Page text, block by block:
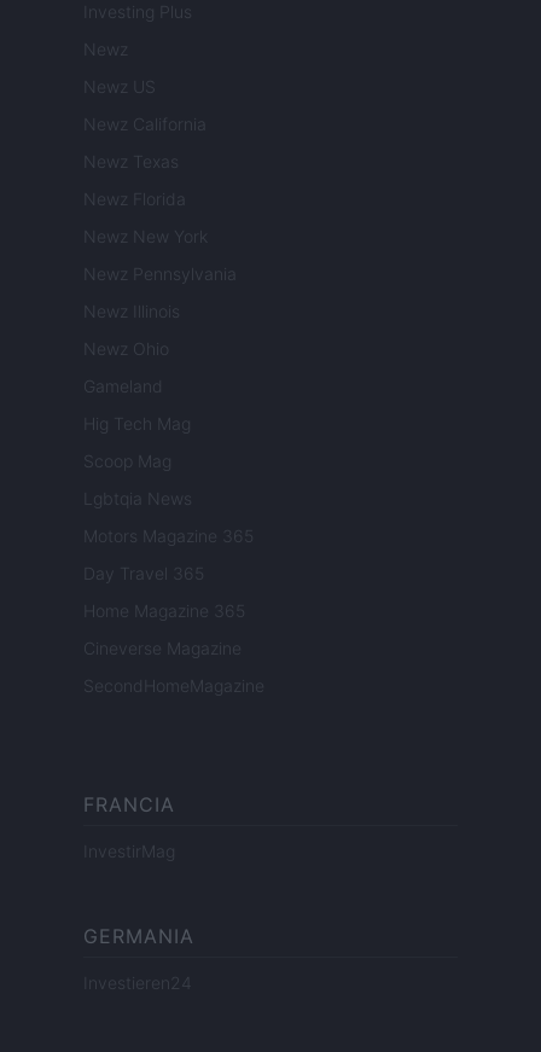
Investing Plus
Newz
Newz US
Newz California
Newz Texas
Newz Florida
Newz New York
Newz Pennsylvania
Newz Illinois
Newz Ohio
Gameland
Hig Tech Mag
Scoop Mag
Lgbtqia News
Motors Magazine 365
Day Travel 365
Home Magazine 365
Cineverse Magazine
SecondHomeMagazine
FRANCIA
InvestirMag
GERMANIA
Investieren24